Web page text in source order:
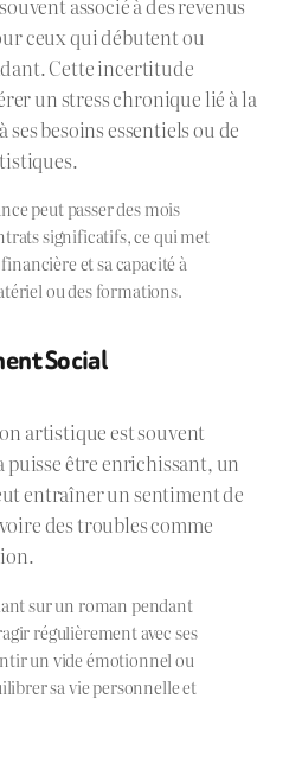
associé à des revenus
ceux qui débutent ou
Cette incertitude
un stress chronique lié à la
besoins essentiels ou de
peut passer des mois
significatifs, ce qui met
et sa capacité à
ou des formations.
Social
artistique est souvent
puisse être enrichissant, un
entraîner un sentiment de
des troubles comme
sur un roman pendant
régulièrement avec ses
un vide émotionnel ou
sa vie personnelle et